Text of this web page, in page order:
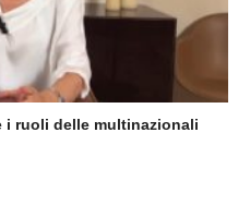
i ruoli delle multinazionali